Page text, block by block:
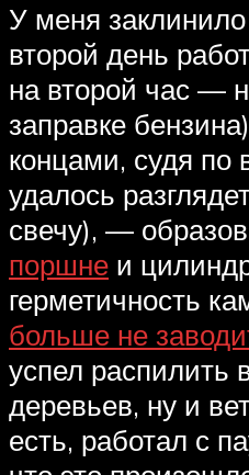
У меня
второй день
на второй час —
заправке
концами, судя по
удалось
свечу), —
поршне и
герметичность
больше не
успел распилить
деревьев, ну и
есть, работал с